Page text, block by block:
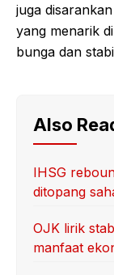
juga
yang menarik
bunga dan
Also
IHSG
ditopang
OJK lirik
manfaat